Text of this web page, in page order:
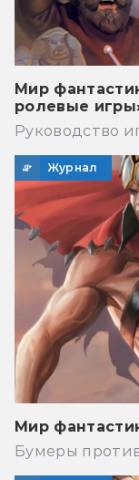
Мир
ролевые
Руководство
Журнал
Мир
Бумеры